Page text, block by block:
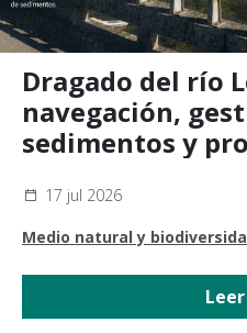
Dragado del río
navegación,
sedimentos y
17 jul 2026
Medio natural y